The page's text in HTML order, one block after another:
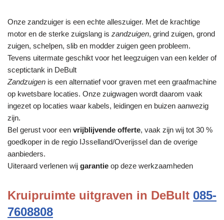
Onze zandzuiger is een echte alleszuiger. Met de krachtige
motor en de sterke zuigslang is zandzuigen, grind zuigen, grond
zuigen, schelpen, slib en modder zuigen geen probleem.
Tevens uitermate geschikt voor het leegzuigen van een kelder of
sceptictank in DeBult
Zandzuigen is een alternatief voor graven met een graafmachine
op kwetsbare locaties. Onze zuigwagen wordt daarom vaak
ingezet op locaties waar kabels, leidingen en buizen aanwezig
zijn.
Bel gerust voor een vrijblijvende offerte, vaak zijn wij tot 30 %
goedkoper in de regio IJsselland/Overijssel dan de overige
aanbieders.
Uiteraard verlenen wij garantie op deze werkzaamheden
Kruipruimte uitgraven in DeBult 085-
7608808